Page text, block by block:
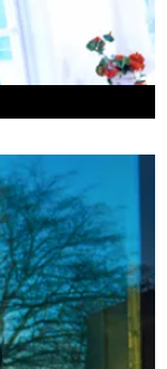
Arctic Root, Kan